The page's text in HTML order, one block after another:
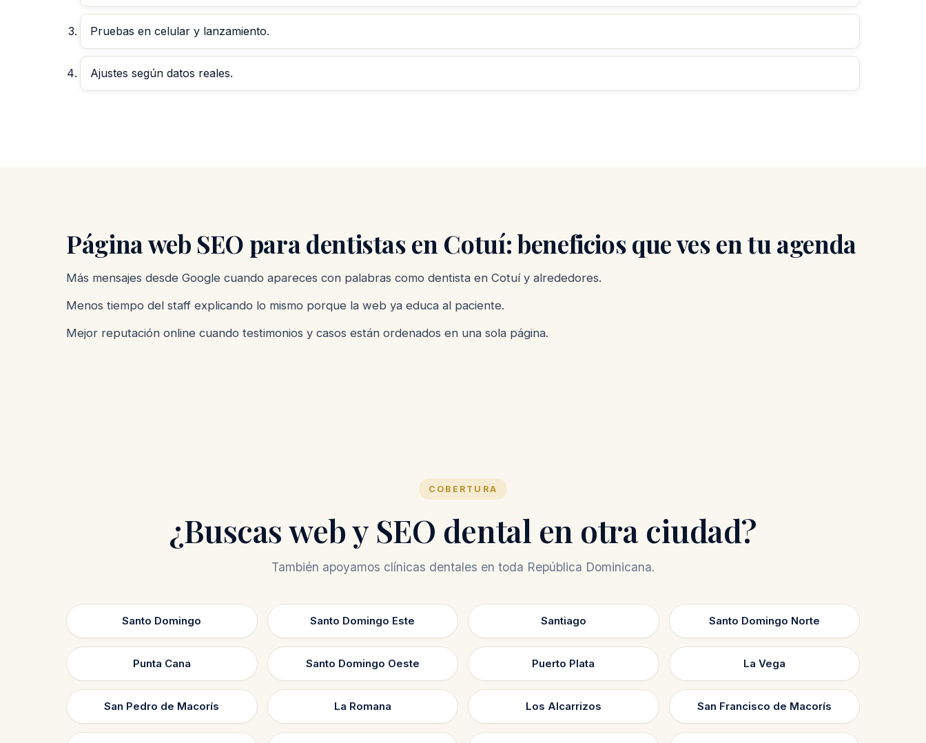
Pruebas en celular y lanzamiento.
Ajustes según datos reales.
Página web SEO para dentistas en Cotuí: beneficios que ves en tu agenda
Más mensajes desde Google cuando apareces con palabras como dentista en Cotuí y alrededores.
Menos tiempo del staff explicando lo mismo porque la web ya educa al paciente.
Mejor reputación online cuando testimonios y casos están ordenados en una sola página.
COBERTURA
¿Buscas web y SEO dental en otra ciudad?
También apoyamos clínicas dentales en toda República Dominicana.
Santo Domingo Santo Domingo Este Santiago Santo Domingo Norte
Punta Cana Santo Domingo Oeste Puerto Plata La Vega
San Pedro de Macorís La Romana Los Alcarrizos San Francisco de Macorís